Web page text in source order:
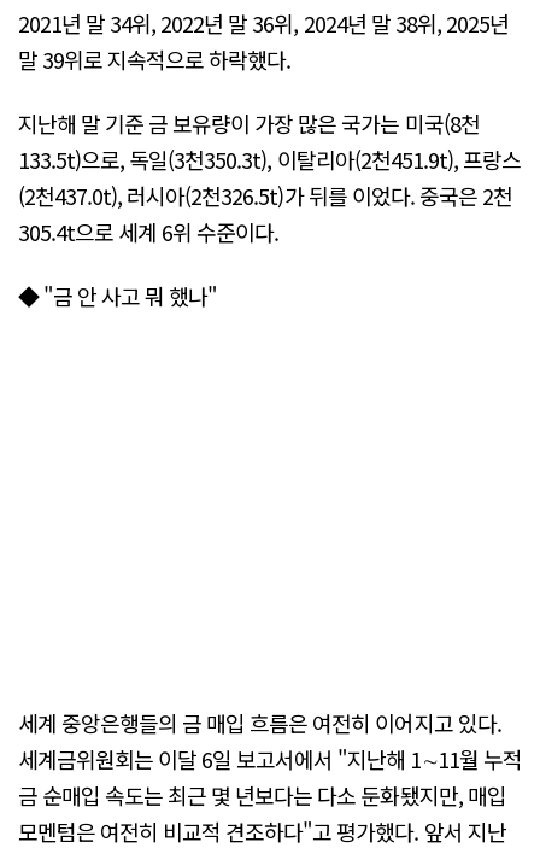
2021년 말 34위, 2022년 말 36위, 2024년 말 38위, 2025년
말 39위로 지속적으로 하락했다.
지난해 말 기준 금 보유량이 가장 많은 국가는 미국(8천
133.5t)으로, 독일(3천350.3t), 이탈리아(2천451.9t), 프랑스
(2천437.0t), 러시아(2천326.5t)가 뒤를 이었다. 중국은 2천
305.4t으로 세계 6위 수준이다.
◆ "금 안 사고 뭐 했나"
세계 중앙은행들의 금 매입 흐름은 여전히 이어지고 있다.
세계금위원회는 이달 6일 보고서에서 "지난해 1∼11월 누적
금 순매입 속도는 최근 몇 년보다는 다소 둔화됐지만, 매입
모멘텀은 여전히 비교적 견조하다"고 평가했다. 앞서 지난